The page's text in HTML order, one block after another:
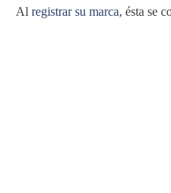
Al registrar su marca, ésta se